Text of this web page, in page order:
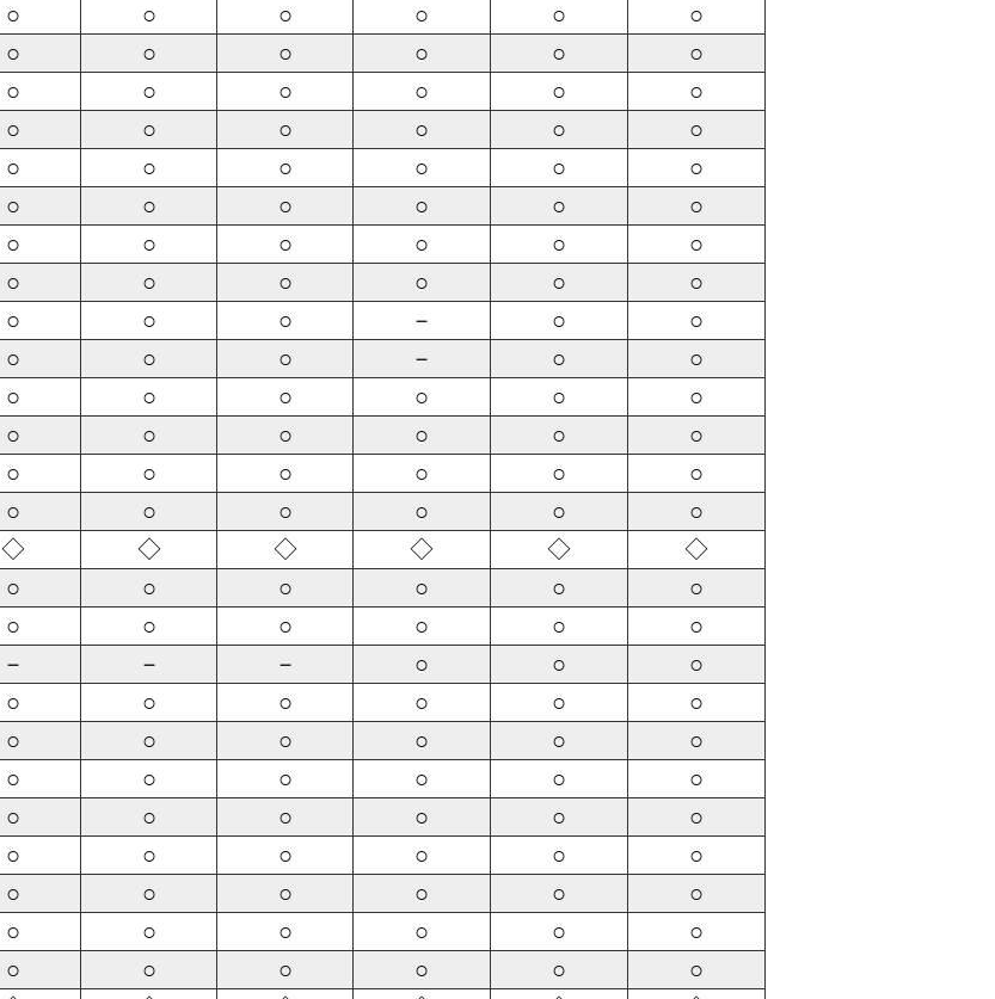
○ ○ ○ ○ ○ ○
○ ○ ○ ○ ○ ○
○ ○ ○ ○ ○ ○
○ ○ ○ ○ ○ ○
○ ○ ○ ○ ○ ○
○ ○ ○ ○ ○ ○
○ ○ ○ ○ ○ ○
○ ○ ○ ○ ○ ○
○ ○ ○ － ○ ○
○ ○ ○ － ○ ○
○ ○ ○ ○ ○ ○
○ ○ ○ ○ ○ ○
○ ○ ○ ○ ○ ○
○ ○ ○ ○ ○ ○
◇ ◇ ◇ ◇ ◇ ◇
○ ○ ○ ○ ○ ○
○ ○ ○ ○ ○ ○
－ － － ○ ○ ○
○ ○ ○ ○ ○ ○
○ ○ ○ ○ ○ ○
○ ○ ○ ○ ○ ○
○ ○ ○ ○ ○ ○
○ ○ ○ ○ ○ ○
○ ○ ○ ○ ○ ○
○ ○ ○ ○ ○ ○
○ ○ ○ ○ ○
○